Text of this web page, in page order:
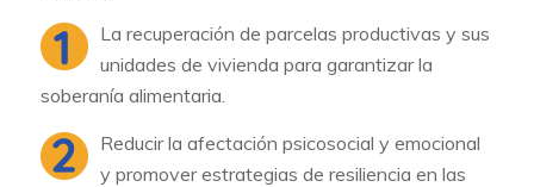
La recuperación de parcelas productivas y sus
unidades de vivienda para garantizar la
soberanía alimentaria.
Reducir la afectación psicosocial y emocional
y promover estrategias de resiliencia en las